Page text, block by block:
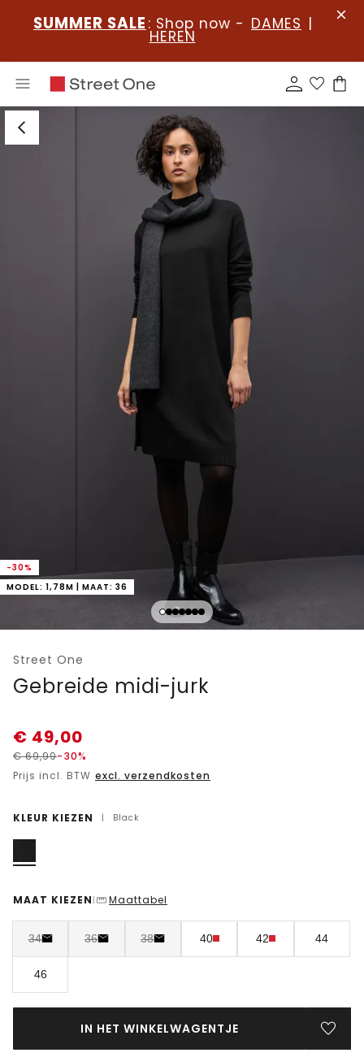
SUMMER SALE : Shop now - DAMES |
HEREN
-30%
MODEL: 1,78M | MAAT: 36
Street One
Gebreide midi-jurk
€ 49,00
€69,99-30%
Prijs incl. BTW excl. verzendkosten
KLEUR KIEZEN | Black
MAAT KIEZEN | Maattabel
34 36 38 40 42 44
46
IN HET WINKELWAGENTJE